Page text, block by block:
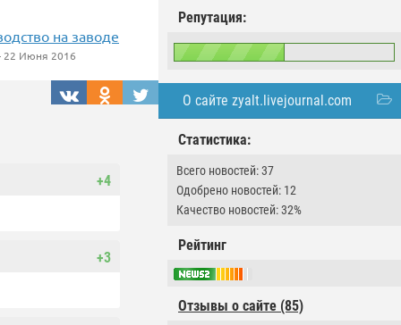
Репутация:
О сайте zyalt.livejournal.com
Статистика:
Всего новостей: 37
Одобрено новостей: 12
Качество новостей: 32%
Рейтинг
Отзывы о сайте (85)
на заводе
Июня 2016
+4
+3